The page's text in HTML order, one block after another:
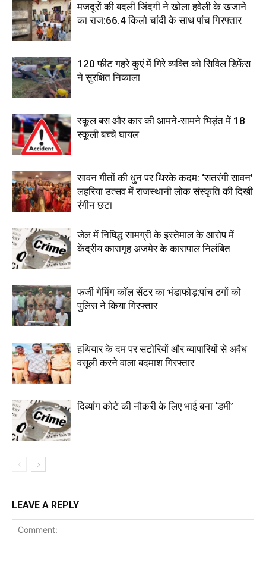
मजदूरों की बदली जिंदगी ने खोला हवेली के खजाने
का राज:66.4 किलो चांदी के साथ पांच गिरफ्तार
120 फीट गहरे कुएं में गिरे व्यक्ति को सिविल डिफेंस
ने सुरक्षित निकाला
स्कूल बस और कार की आमने-सामने भिड़ंत में 18
स्कूली बच्चे घायल
सावन गीतों की धुन पर थिरके कदम: ‘सतरंगी सावन’
लहरिया उत्सव में राजस्थानी लोक संस्कृति की दिखी
रंगीन छटा
जेल में निषिद्ध सामग्री के इस्तेमाल के आरोप में
केंद्रीय कारागृह अजमेर के कारापाल निलंबित
फर्जी गेमिंग कॉल सेंटर का भंडाफोड़:पांच ठगों को
पुलिस ने किया गिरफ्तार
हथियार के दम पर सटोरियों और व्यापारियों से अवैध
वसूली करने वाला बदमाश गिरफ्तार
दिव्यांग कोटे की नौकरी के लिए भाई बना ‘डमी’
LEAVE A REPLY